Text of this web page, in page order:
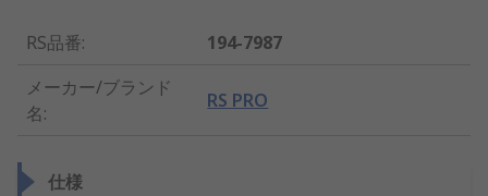
RS品番:
194-7987
メーカー/ブランド
名:
RS PRO
仕様